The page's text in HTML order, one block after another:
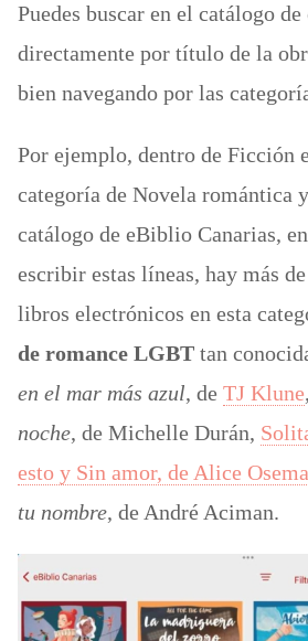
Puedes buscar en el catálogo
directamente por título de la
bien navegando por las
Por ejemplo, dentro de Ficción
categoría de Novela romántica
catálogo de eBiblio Canarias,
escribir estas líneas, hay más
libros electrónicos en esta
de romance LGBTtan
en el mar más azul, de TJ Klune,
noche, de Michelle Durán,
esto y Sin amor, de Alice
tu nombre, de André Aciman.